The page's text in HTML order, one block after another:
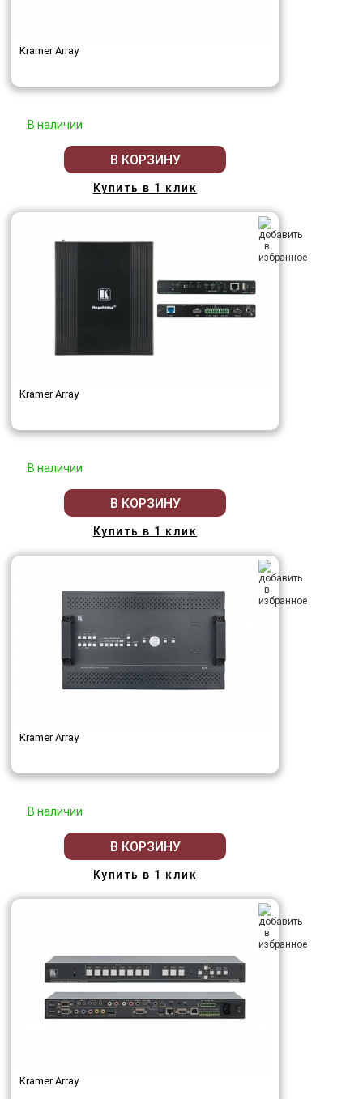
Kramer Array
В наличии
В КОРЗИНУ
Купить в 1 клик
Kramer Array
В наличии
В КОРЗИНУ
Купить в 1 клик
Kramer Array
В наличии
В КОРЗИНУ
Купить в 1 клик
Kramer Array